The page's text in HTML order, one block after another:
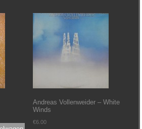
Andreas Vollenweider – White
Winds
€6.00